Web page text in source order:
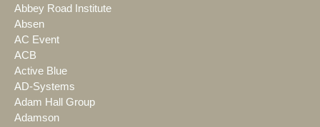
Abbey Road Institute
Absen
AC Event
ACB
Active Blue
AD-Systems
Adam Hall Group
Adamson